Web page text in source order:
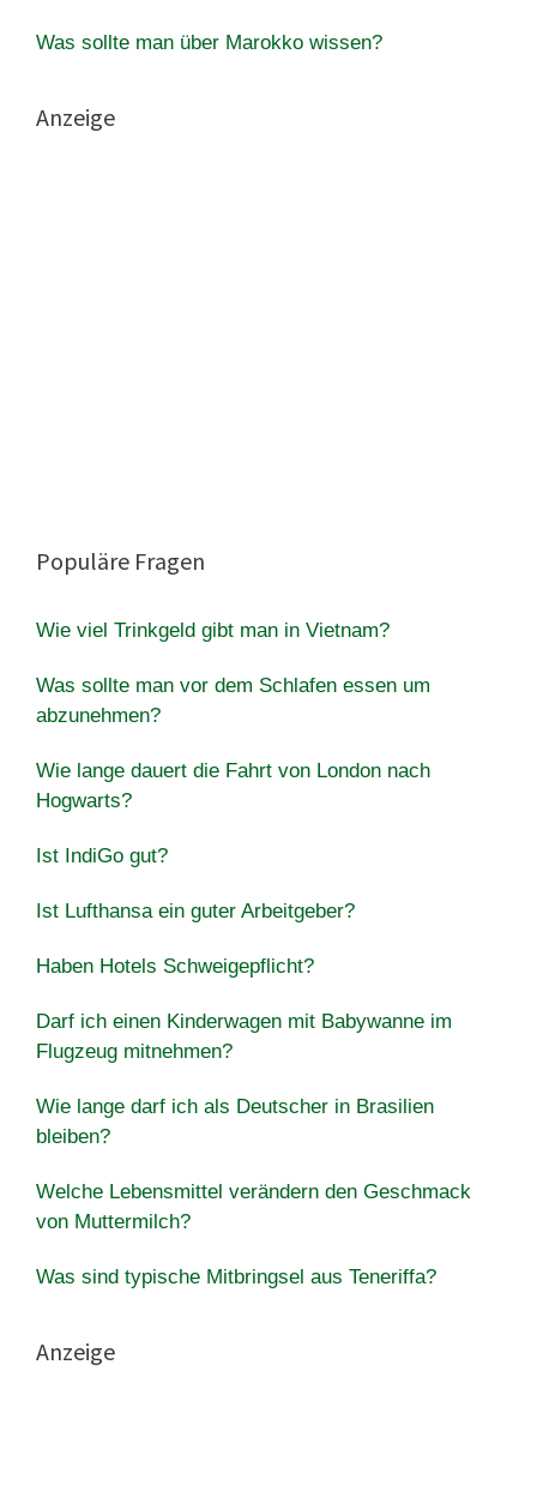
Was sollte man über Marokko wissen?
Anzeige
Populäre Fragen
Wie viel Trinkgeld gibt man in Vietnam?
Was sollte man vor dem Schlafen essen um
abzunehmen?
Wie lange dauert die Fahrt von London nach
Hogwarts?
Ist IndiGo gut?
Ist Lufthansa ein guter Arbeitgeber?
Haben Hotels Schweigepflicht?
Darf ich einen Kinderwagen mit Babywanne im
Flugzeug mitnehmen?
Wie lange darf ich als Deutscher in Brasilien
bleiben?
Welche Lebensmittel verändern den Geschmack
von Muttermilch?
Was sind typische Mitbringsel aus Teneriffa?
Anzeige